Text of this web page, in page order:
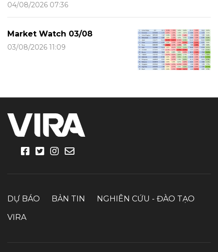
04/08/2026 07:36
Market Watch 03/08
03/08/2026 11:09
DỰ BÁO BẢN TIN
NGHIÊN CỨU - ĐÀO TẠO
VIRA